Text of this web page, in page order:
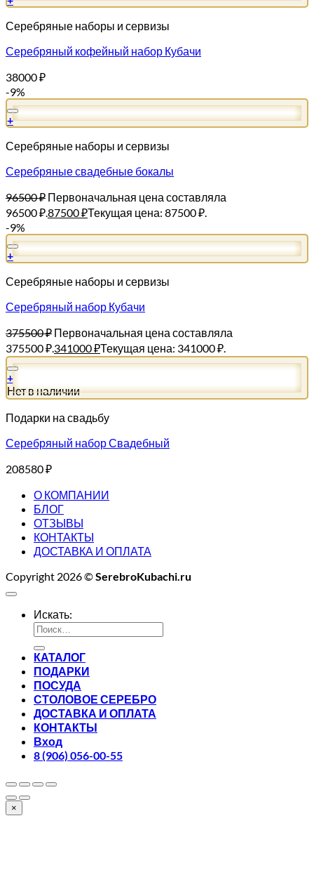
Серебряные наборы и сервизы
Серебряный кофейный набор Кубачи
38000₽
-9%
+
Серебряные наборы и сервизы
Серебряные свадебные бокалы
96500₽ Первоначальная цена составляла
96500 ₽.87500₽Текущая цена: 87500 ₽.
-9%
+
Серебряные наборы и сервизы
Серебряный набор Кубачи
375500₽ Первоначальная цена составляла
375500 ₽. 341000₽Текущая цена: 341000 ₽.
+
Нет в наличии
Подарки на свадьбу
Серебряный набор Свадебный
208580₽
О КОМПАНИИ
БЛОГ
ОТЗЫВЫ
КОНТАКТЫ
ДОСТАВКА И ОПЛАТА
Copyright 2026 ©SerebroKubachi.ru
Искать:
КАТАЛОГ
ПОДАРКИ
ПОСУДА
СТОЛОВОЕ СЕРЕБРО
ДОСТАВКА И ОПЛАТА
КОНТАКТЫ
Вход
8 (906) 056-00-55
×